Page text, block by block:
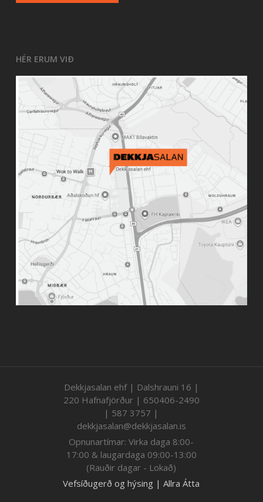
HÉR ERUM VIÐ
Dekkjasalan ehf | Dalshrauni 16 |
220 Hafnafjörður | 650406-2490
| 587 3757 |
dekkjasalan@dekkjasalan.is
Opnunartímar: Virka daga 8:00-
17:00 & laugardaga 09:00-13:00
(Rauðir dagar - Lokað)
Vefsíðugerð og hýsing | Allra Átta